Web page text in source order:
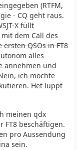
(RTFM,
- CQ geht raus.
X füllt
dem Call des
ersten QSOs in FT8
alles
annehmen und
ich möchte
Het lüppt
meinen qdx
FT8 beschäftigen.
pro Aussendung
sein.